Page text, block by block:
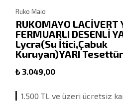
Ruko Maio
RUKOMAYO LACİVERT
FERMUARLI DESENLİ
Lycra(Su İtici,Çabuk
Kuruyan)YARI
₺ 3.049,00
1.500 TL ve üzeri ücretsiz